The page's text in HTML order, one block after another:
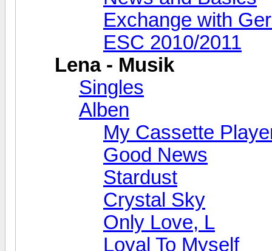
Exchange with
ESC 2010/2011
Lena - Musik
Singles
Alben
My Cassette
Good News
Stardust
Crystal Sky
Only Love, L
Loyal To Myself